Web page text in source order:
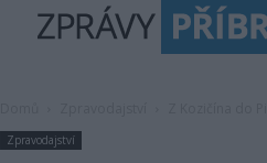
Příbram
Zpravodajství